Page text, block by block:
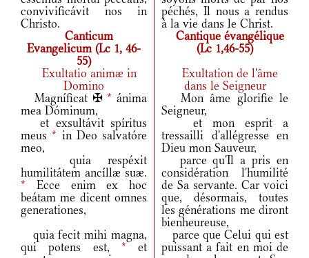
convivificávit nos in
Christo.
péchés, Il nous a rendus
à la vie dans le Christ.
Canticum
Evangelicum (Lc 1, 46-
55)
Cantique évangélique
(Lc 1,46-55)
Exultatio animæ in
Domino
Exultation de l'âme
dans le Seigneur
Magníficat ✠* ánima
mea Dóminum,
Mon âme glorifie le
Seigneur,
et exsultávit spíritus
meus* in Deo salvatóre
meo,
et mon esprit a
tressailli d'allégresse en
Dieu mon Sauveur,
quia respéxit
humilitátem ancíllæ suæ.
* Ecce enim ex hoc
beátam me dicent omnes
generationes,
parce qu'Il a pris en
considération l'humilité
de Sa servante. Car voici
que, désormais, toutes
les générations me diront
bienheureuse,
quia fecit mihi magna,
qui potens est, * et
parce que Celui qui est
puissant a fait en moi de